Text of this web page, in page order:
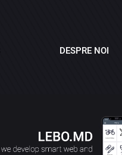
DESPRE NOI